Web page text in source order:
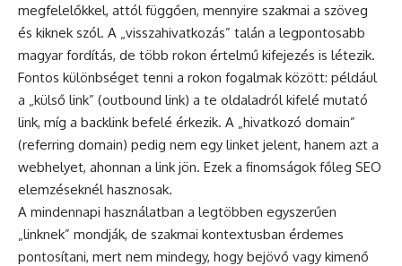
megfelelőkkel, attól függően, mennyire szakmai a szöveg
és kiknek szól. A „visszahivatkozás” talán a legpontosabb
magyar fordítás, de több rokon értelmű kifejezés is létezik.
Fontos különbséget tenni a rokon fogalmak között: például
a „külső link” (outbound link) a te oldaladról kifelé mutató
link, míg a backlink befelé érkezik. A „hivatkozó domain”
(referring domain) pedig nem egy linket jelent, hanem azt a
webhelyet, ahonnan a link jön. Ezek a finomságok főleg SEO
elemzéseknél hasznosak.
A mindennapi használatban a legtöbben egyszerűen
„linknek” mondják, de szakmai kontextusban érdemes
pontosítani, mert nem mindegy, hogy bejövő vagy kimenő